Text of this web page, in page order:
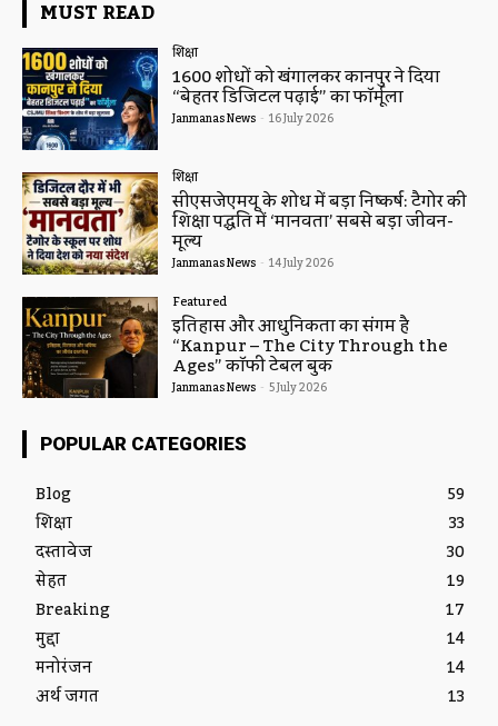
MUST READ
शिक्षा
1600 शोधों को खंगालकर कानपुर ने दिया
“बेहतर डिजिटल पढ़ाई” का फॉर्मूला
Janmanas News 16 July 2026
शिक्षा
सीएसजेएमयू के शोध में बड़ा निष्कर्ष: टैगोर की
शिक्षा पद्धति में ‘मानवता’ सबसे बड़ा जीवन-
मूल्य
Janmanas News 14 July 2026
Featured
इतिहास और आधुनिकता का संगम है
“Kanpur – The City Through the
Ages” कॉफी टेबल बुक
Janmanas News 5 July 2026
POPULAR CATEGORIES
Blog
59
शिक्षा
33
दस्तावेज
30
सेहत
19
Breaking
17
मुद्दा
14
मनोरंजन
14
अर्थ जगत
13